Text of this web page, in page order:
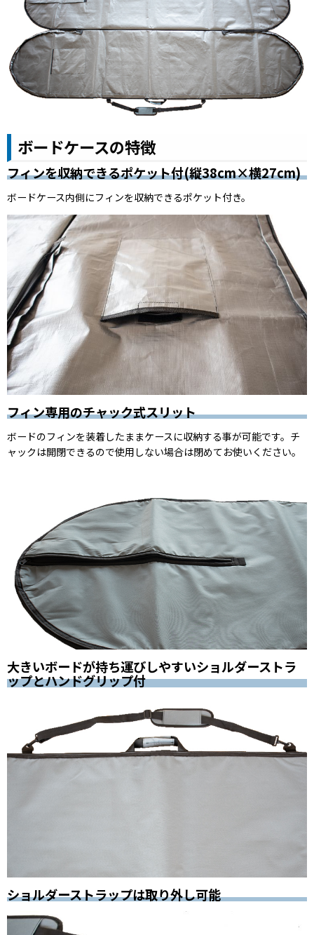
ボードケースの特徴
フィンを収納できるポケット付(縦38cm×横27cm)
ボードケース内側にフィンを収納できるポケット付き。
フィン専用のチャック式スリット
ボードのフィンを装着したままケースに収納する事が可能です。チ
ャックは開閉できるので使用しない場合は閉めてお使いください。
大きいボードが持ち運びしやすいショルダーストラ
ップとハンドグリップ付
ショルダーストラップは取り外し可能